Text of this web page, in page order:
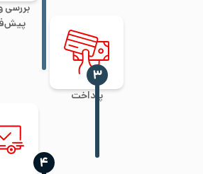
بررسی
پرداخت
‍۳
‍۴